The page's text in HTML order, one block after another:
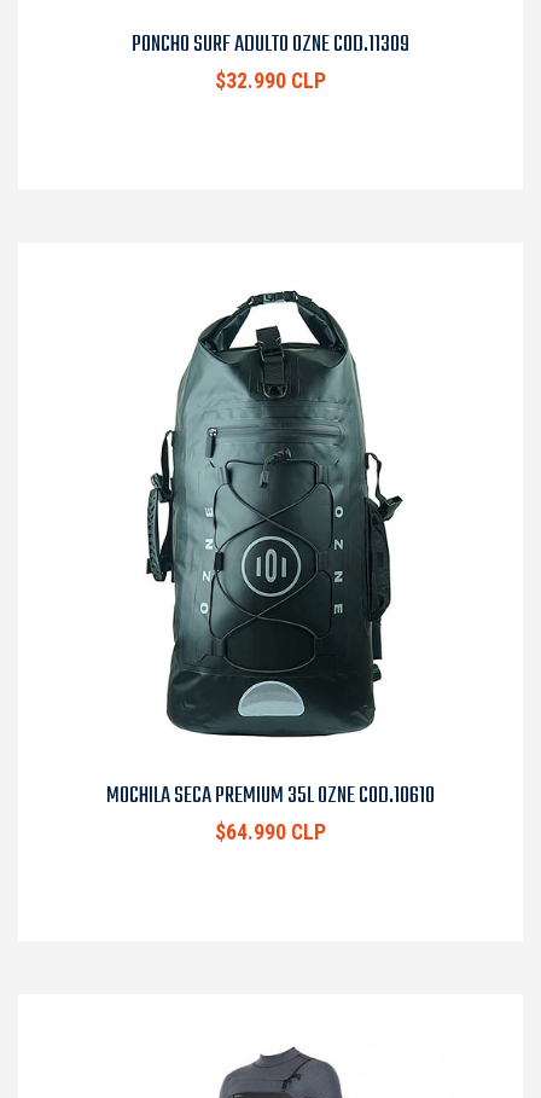
PONCHO SURF ADULTO OZNE COD.11309
$32.990 CLP
MOCHILA SECA PREMIUM 35L OZNE COD.10610
$64.990 CLP